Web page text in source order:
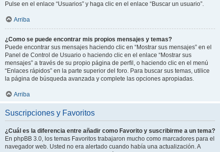
Pulse en el enlace “Usuarios” y haga clic en el enlace “Buscar un usuario”.
Arriba
¿Como se puede encontrar mis propios mensajes y temas?
Puede encontrar sus mensajes haciendo clic en “Mostrar sus mensajes” en el
Panel de Control de Usuario o haciendo clic en el enlace “Mostrar sus
mensajes” a través de su propio página de perfil, o haciendo clic en el menú
“Enlaces rápidos” en la parte superior del foro. Para buscar sus temas, utilice
la página de búsqueda avanzada y complete las opciones apropiadas.
Arriba
Suscripciones y Favoritos
¿Cuál es la diferencia entre añadir como Favorito y suscribirme a un tema?
En phpBB 3.0, los temas Favoritos trabajaron mucho como marcadores para el
navegador web. Usted no era alertado cuando había una actualización. A